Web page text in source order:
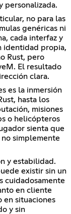
personalizada.
no para las
genéricas ni
cada interfaz y
identidad propia,
Rust, pero
El resultado
clara.
es la inmersión
hasta los
misiones
o helicópteros
sienta que
simplemente
y estabilidad.
existir sin un
cuidadosamente
en cliente
en situaciones
y sin